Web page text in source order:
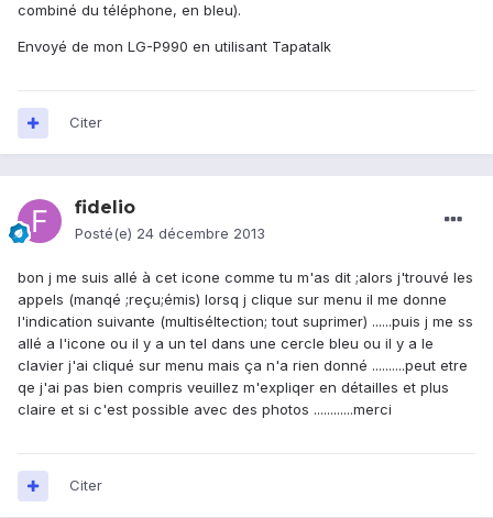
combiné du téléphone, en bleu).
Envoyé de mon LG-P990 en utilisant Tapatalk
Citer
fidelio
Posté(e) 24 décembre 2013
bon j me suis allé à cet icone comme tu m'as dit ;alors j'trouvé les
appels (manqé ;reçu;émis) lorsq j clique sur menu il me donne
l'indication suivante (multiséltection; tout suprimer) ......puis j me ss
allé a l'icone ou il y a un tel dans une cercle bleu ou il y a le
clavier j'ai cliqué sur menu mais ça n'a rien donné ..........peut etre
qe j'ai pas bien compris veuillez m'expliqer en détailles et plus
claire et si c'est possible avec des photos ............merci
Citer